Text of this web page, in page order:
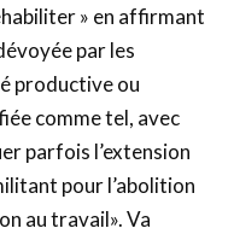
» en affirmant
par les
productive ou
comme tel, avec
parfois l’extension
pour l’abolition
au travail». Va